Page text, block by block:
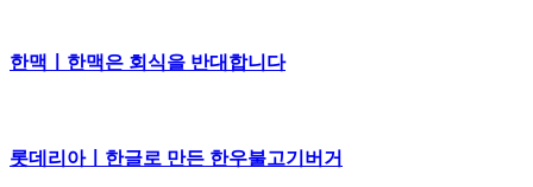
한맥ㅣ한맥은 회식을 반대합니다
롯데리아ㅣ한글로 만든 한우불고기버거